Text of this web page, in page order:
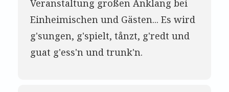
Veranstaltung großen Anklang bei
Einheimischen und Gästen... Es wird
g'sungen, g'spielt, tånzt, g'redt und
guat g'ess'n und trunk'n.